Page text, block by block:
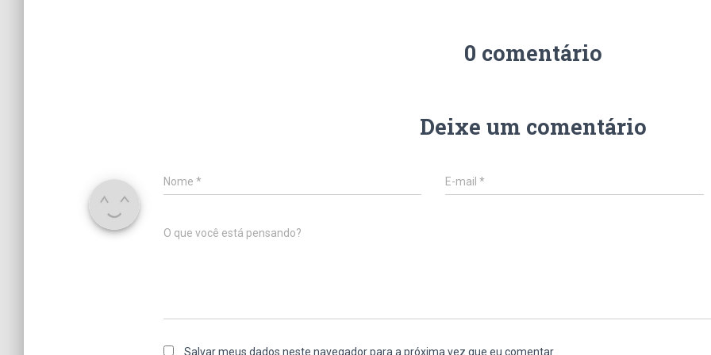
0 comentário
Deixe um comentário
Nome * E-mail*
O que você está pensando?
Salvar meus dados neste navegador para a próxima vez que eu comentar.